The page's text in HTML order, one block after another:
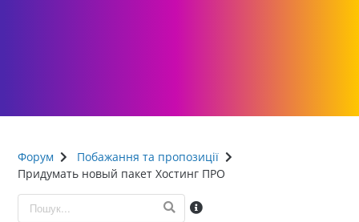
Форум
Побажання та пропозиції
Придумать новый пакет Хостинг ПРО